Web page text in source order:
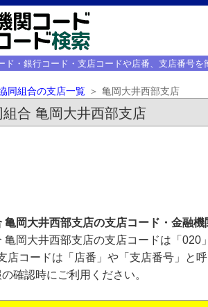
ド・銀行コード・支店コードや店番、支店番号を
同組合の支店一覧 亀岡大井西部支店
合 亀岡大井西部支店
亀岡大井西部支店の支店コード・金融機
亀岡大井西部支店の支店コードは「020
店コードは「店番」や「支店番号」と
確認時にご利用ください。